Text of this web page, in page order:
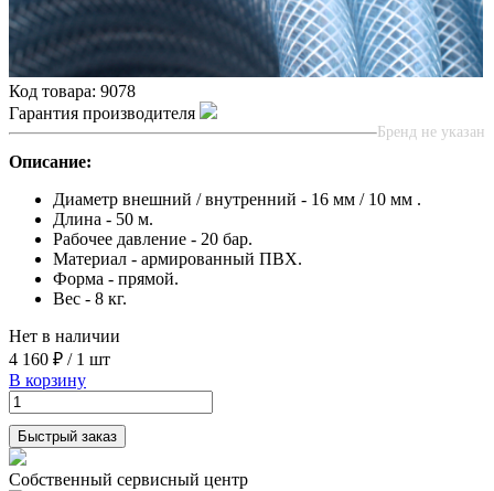
Код товара: 9078
Гарантия производителя
Бренд не указан
Описание:
Диаметр внешний / внутренний - 16 мм / 10 мм .
Длина - 50 м.
Рабочее давление - 20 бар.
Материал - армированный ПВХ.
Форма - прямой.
Вес - 8 кг.
Нет в наличии
4 160 ₽ / 1 шт
В корзину
Быстрый заказ
Собственный сервисный центр